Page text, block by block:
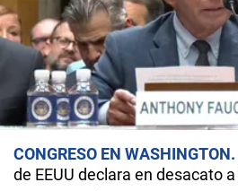
CONGRESO EN WASHINGTON
de EEUU declara en desacato